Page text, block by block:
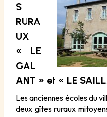
S
RURA
UX
« LE
GAL
ANT » et « LE
Les anciennes écoles du
deux gîtes ruraux